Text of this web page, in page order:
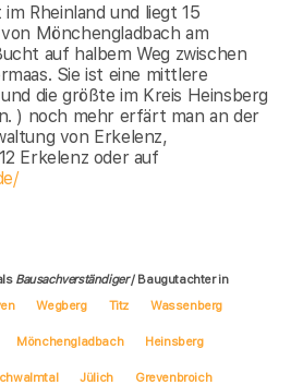
Rheinland und liegt 15
Mönchengladbach am
auf halbem Weg zwischen
Sie ist eine mittlere
die größte im Kreis Heinsberg
) noch mehr erfärt man an der
von Erkelenz,
Erkelenz oder auf
Bausachverständiger/ Baugutachter in
Wegberg Titz Wassenberg
Mönchengladbach Heinsberg
Jülich Grevenbroich